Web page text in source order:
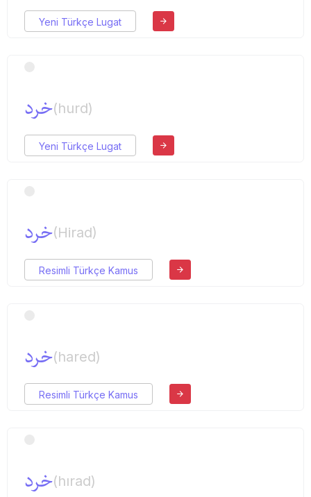
Yeni Türkçe Lugat
خرد(hurd)
Yeni Türkçe Lugat
خرد(Hirad)
Resimli Türkçe Kamus
خرد(hared)
Resimli Türkçe Kamus
خرد(hırad)